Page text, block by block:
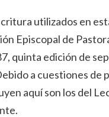
utilizados en
Episcopal de
quinta edición de
a cuestiones de
aquí son los del